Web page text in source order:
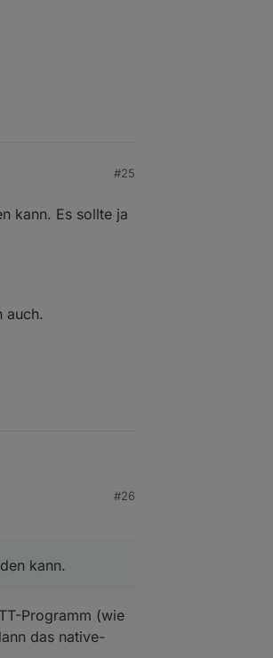
#25
kann. Es sollte ja
auch.
#26
kann.
Programm (wie
das native-